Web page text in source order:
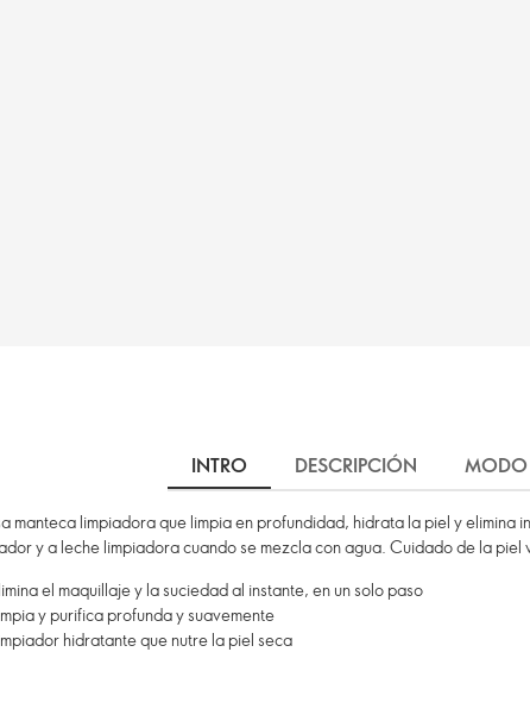
INTRO DESCRIPCIÓN MODO
manteca limpiadora que limpia en profundidad, hidrata la piel y
y a leche limpiadora cuando se mezcla con agua. Cuidado de la piel
el maquillaje y la suciedad al instante, en un solo paso
y purifica profunda y suavemente
hidratante que nutre la piel seca